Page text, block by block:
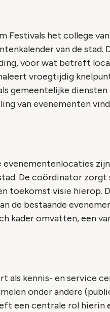
Festivals het college
van de
voor wat betreft
vroegtijdig
gemeentelijke
van evenementen
evenementenlocaties
De coördinator
toekomst visie hierop.
de bestaande
kader omvatten, een
als kennis- en service
onder andere
een centrale rol hierin